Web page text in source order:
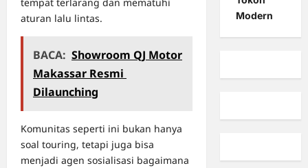
tempat terlarang dan mematuhi
aturan lalu lintas.
BACA: Showroom QJ Motor
Makassar Resmi
Dilaunching
Komunitas seperti ini bukan hanya
soal touring, tetapi juga bisa
menjadi agen sosialisasi bagaimana
Modern